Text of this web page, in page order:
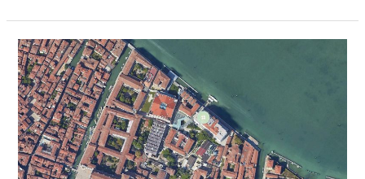
Ospedale
SS.
Giovanni
e
Paolo
–
Venezia